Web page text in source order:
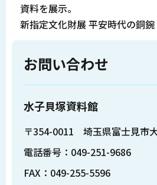
資料を展示。
新指定文化財展 平安時代の銅鋺
お問い合わせ
水子貝塚資料館
〒354-0011 埼玉県富士見市
電話番号：049-251-9686
FAX：049-255-5596